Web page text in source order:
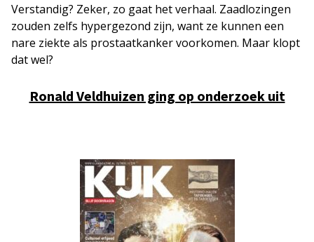
Verstandig? Zeker, zo gaat het verhaal. Zaadlozingen
zouden zelfs hypergezond zijn, want ze kunnen een
nare ziekte als prostaatkanker voorkomen. Maar klopt
dat wel?
Ronald Veldhuizen ging op onderzoek uit